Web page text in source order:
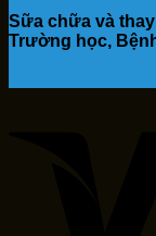
Sữa chữa và
Trường học,